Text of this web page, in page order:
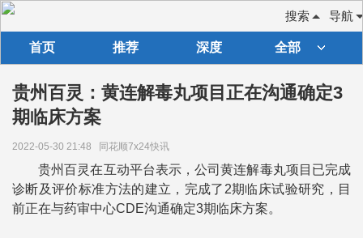
导航
搜索
首页 推荐 深度 全部
贵州百灵：黄连解毒丸项目正在沟通确定3
期临床方案
2022-05-30 21:48 同花顺7x24快讯
贵州百灵在互动平台表示，公司黄连解毒丸项目已完成
诊断及评价标准方法的建立，完成了2期临床试验研究，目
前正在与药审中心CDE沟通确定3期临床方案。